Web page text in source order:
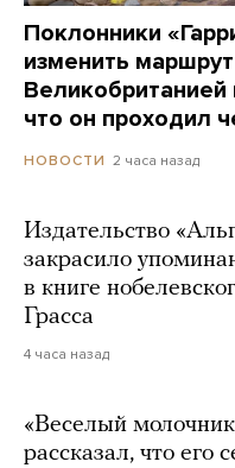
Поклонники
изменить
что он проходил
НОВОСТИ 2 часа назад
Издательство
закрасило
в книге
Грасса
4 часа назад
«Веселый
рассказал, что его